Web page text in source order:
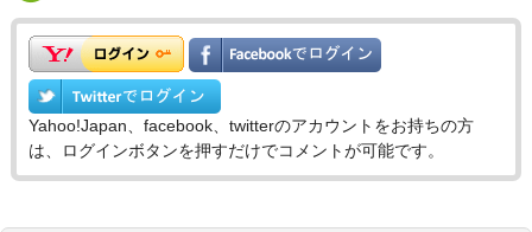
Yahoo!Japan、facebook、twitterのアカウントをお持ちの方
は、ログインボタンを押すだけでコメントが可能です。